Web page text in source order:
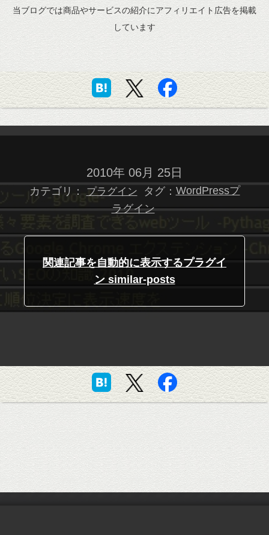
当ブログでは商品やサービスの紹介にアフィリエイト広告を掲載
しています
2010年 06月 25日
カテゴリ： プラグイン タグ： WordPressプ
ラグイン
関連記事を自動的に表示するプラグイ
ン similar-posts